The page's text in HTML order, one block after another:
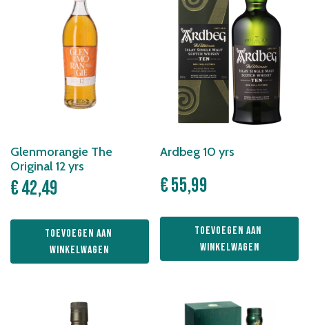
Glenmorangie The
Original 12 yrs
€42,49
Toevoegen aan
winkelwagen
Ardbeg 10 yrs
€55,99
Toevoegen aan
winkelwagen